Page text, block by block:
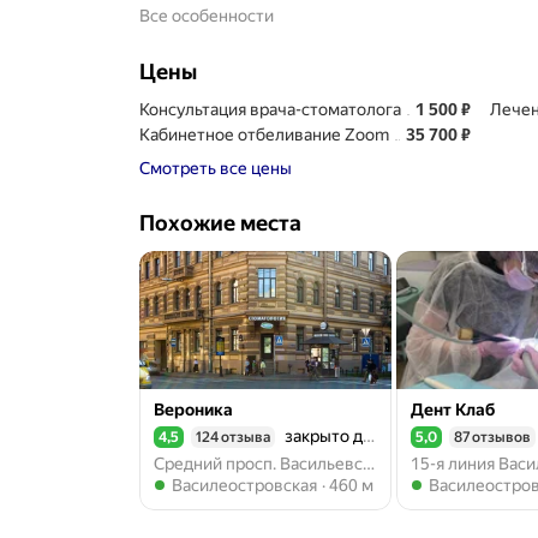
Все особенности
Цены
Консультация врача-стоматолога Цена
1500
1 500₽
Кабинетное отбеливание Zoom
Цена
35700
35 700₽
Смотреть все цены
Похожие места
Вероника
Рейтинг 4,5 из 5
4,5 124 отзыва
закрыто до 08:30
Средний просп. Васильевского острова, 48/27, Санкт-Петербург
Метро Василеостровская
Василеостровская 460 м
Дент Клаб
Рейтинг 5,0 из 5
5,0 87 отзывов
Метро